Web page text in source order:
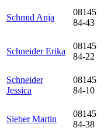
Schmid Anja
08145
84-43
Schneider Erika
08145
84-22
Schneider
Jessica
08145
84-10
Sieber Martin
08145
84-38